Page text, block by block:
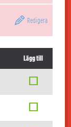
Redigera
Lägg till